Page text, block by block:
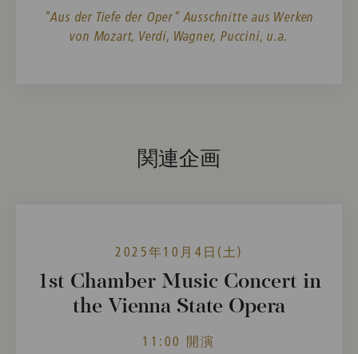
"Aus der Tiefe der Oper" Ausschnitte aus Werken
von Mozart, Verdi, Wagner, Puccini, u.a.
関連企画
2025年10月4日(土)
1st Chamber Music Concert in
the Vienna State Opera
11:00 開演